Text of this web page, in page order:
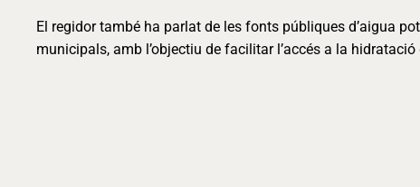
El regidor també ha parlat de les fonts públiques d’aigua
municipals, amb l’objectiu de facilitar l’accés a la hidratació